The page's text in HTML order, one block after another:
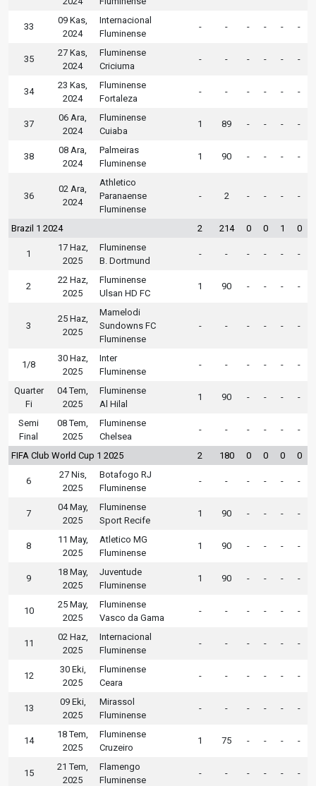
33
09 Kas,
2024
Internacional
Fluminense
- - - - - -
35
27 Kas,
2024
Fluminense
Criciuma
- - - - - -
34
23 Kas,
2024
Fluminense
Fortaleza
- - - - - -
37
06 Ara,
2024
Fluminense
Cuiaba
1 89 - - - -
38
08 Ara,
2024
Palmeiras
Fluminense
1 90 - - - -
36
02 Ara,
2024
Athletico
Paranaense
Fluminense
- 2 - - - -
Brazil 1 2024 2 214 0 0 1 0
1
17 Haz,
2025
Fluminense
B. Dortmund
- - - - - -
2
22 Haz,
2025
Fluminense
Ulsan HD FC
1 90 - - - -
3
25 Haz,
2025
Mamelodi
Sundowns FC
Fluminense
- - - - - -
1/8
30 Haz,
2025
Inter
Fluminense
- - - - - -
Quarter
Fi
04 Tem,
2025
Fluminense
Al Hilal
1 90 - - - -
Semi
Final
08 Tem,
2025
Fluminense
Chelsea
- - - - - -
FIFA Club World Cup 1 2025 2 180 0 0 0 0
6
27 Nis,
2025
Botafogo RJ
Fluminense
- - - - - -
7
04 May,
2025
Fluminense
Sport Recife
1 90 - - - -
8
11 May,
2025
Atletico MG
Fluminense
1 90 - - - -
9
18 May,
2025
Juventude
Fluminense
1 90 - - - -
10
25 May,
2025
Fluminense
Vasco da Gama
- - - - - -
11
02 Haz,
2025
Internacional
Fluminense
- - - - - -
12
30 Eki,
2025
Fluminense
Ceara
- - - - - -
13
09 Eki,
2025
Mirassol
Fluminense
- - - - - -
14
18 Tem,
2025
Fluminense
Cruzeiro
1 75 - - - -
15
21 Tem,
2025
Flamengo
Fluminense
- - - - - -